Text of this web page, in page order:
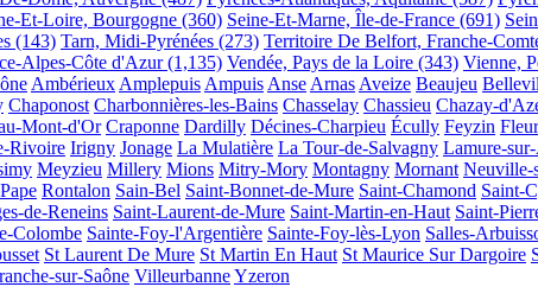
Et-Loire, Bourgogne (360) Seine-Et-Marne, Île-de-France (691)
(143) Tarn, Midi-Pyrénées (273) Territoire De Belfort, Franche-
Alpes-Côte d'Azur (1,135) Vendée, Pays de la Loire (343) Vienne,
Ambérieux Amplepuis Ampuis Anse Arnas Aveize Beaujeu
Chaponost Charbonnières-les-Bains Chasselay Chassieu Chazay-
Mont-d'Or Craponne Dardilly Décines-Charpieu Écully Feyzin
Rivoire Irigny Jonage La Mulatière La Tour-de-Salvagny Lamure-
Meyzieu Millery Mions Mitry-Mory Montagny Mornant Neuville-
Rontalon Sain-Bel Saint-Bonnet-de-Mure Saint-Chamond Saint-
de-Reneins Saint-Laurent-de-Mure Saint-Martin-en-Haut Saint-
Colombe Sainte-Foy-l'Argentière Sainte-Foy-lès-Lyon Salles-
St Laurent De Mure St Martin En Haut St Maurice Sur Dargoire
sur-Saône VilleurbanneYzeron